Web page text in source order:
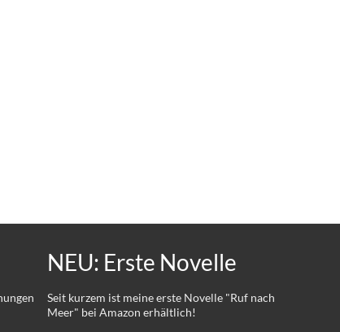
NEU: Erste Novelle
Seit kurzem ist meine erste Novelle "Ruf nach
Meer" bei Amazon erhältlich!